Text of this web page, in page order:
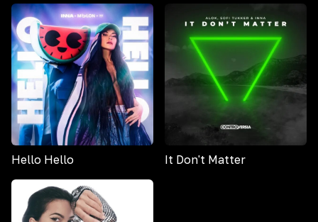
Hello Hello It Don't Matter